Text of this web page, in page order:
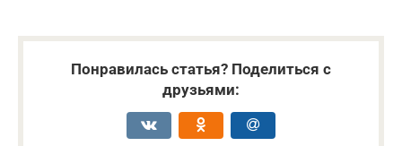
Понравилась статья? Поделиться с
друзьями: